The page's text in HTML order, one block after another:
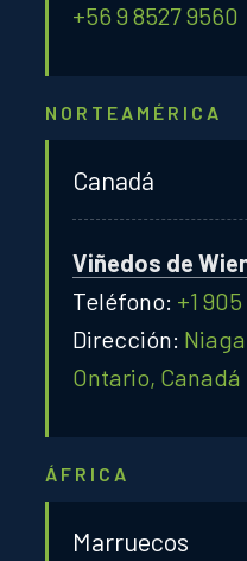
+56 9 8527 9560
NORTEAMÉRICA
Canadá
Viñedos de
Teléfono: +1
Dirección:
Ontario, Canadá
ÁFRICA
Marruecos